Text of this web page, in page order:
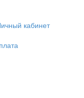
кабинет